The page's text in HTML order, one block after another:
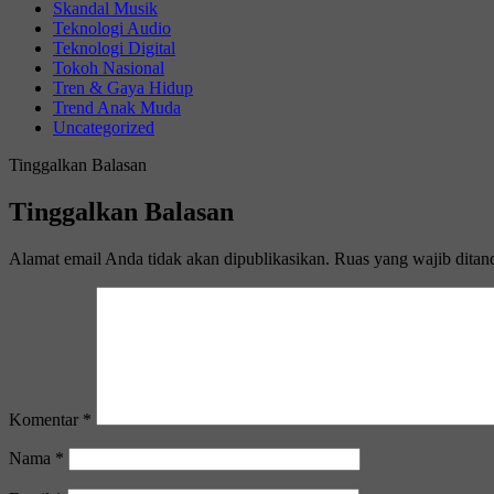
Skandal Musik
Teknologi Audio
Teknologi Digital
Tokoh Nasional
Tren & Gaya Hidup
Trend Anak Muda
Uncategorized
Tinggalkan Balasan
Tinggalkan Balasan
Alamat email Anda tidak akan dipublikasikan. Ruas yang wajib
Komentar *
Nama *